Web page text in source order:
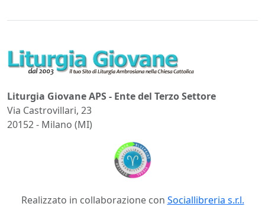
Liturgia Giovane APS - Ente del Terzo Settore
Via Castrovillari, 23
20152 - Milano (MI)
Realizzato in collaborazione con Sociallibreria s.r.l.